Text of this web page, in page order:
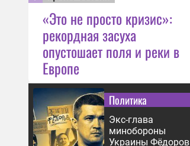
«Это не просто кризис»:
рекордная засуха
опустошает поля и реки в
Европе
Политика
Экс-глава
минобороны
Украины Фёдоров